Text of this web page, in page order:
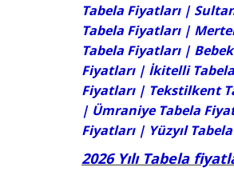
Tabela Fiyatları|
Tabela Fiyatları |
Tabela Fiyatları |
Fiyatları| İkitelli
Fiyatları| Tekstilkent
| Ümraniye Tabela
Fiyatları| Yüzyıl
2026 Yılı Tabela